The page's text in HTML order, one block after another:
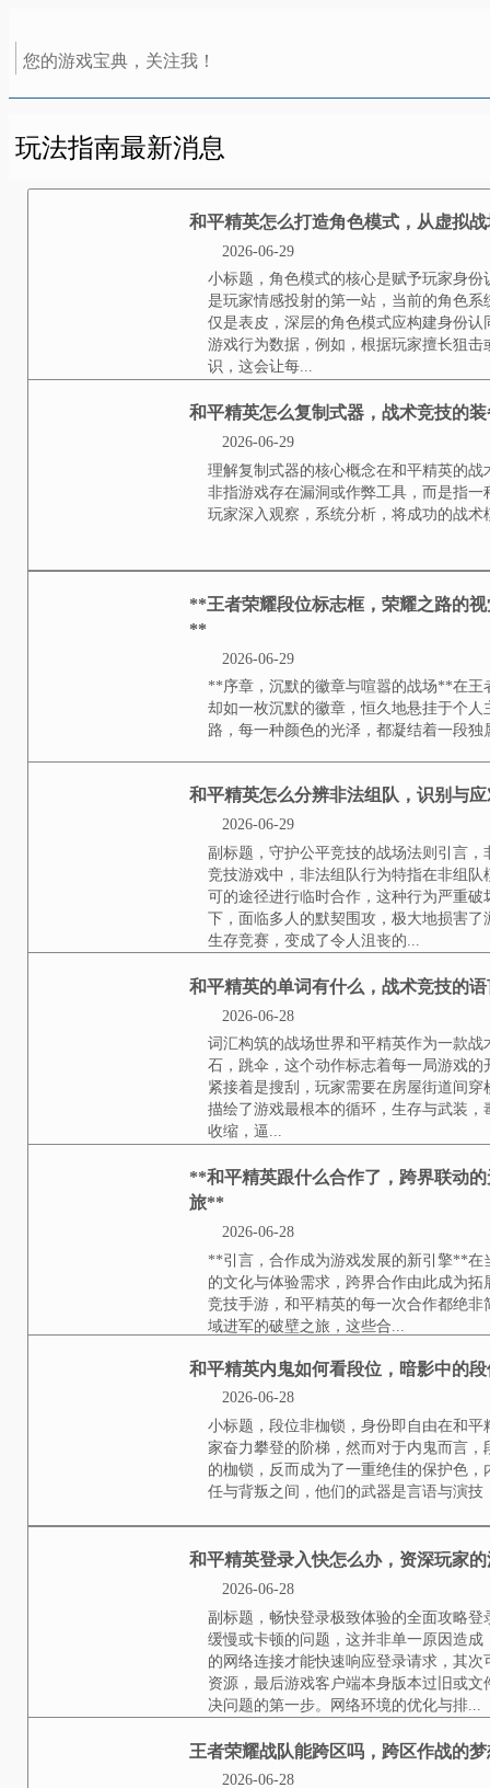
您的游戏宝典，关注我！
玩法指南最新消息
和平精英怎么打造角
小标题，角色模式的核心是赋予
玩家情感投射的第一站，当前的
表皮，深层的角色模式应构建身
为数据，例如，根据玩家擅长狙
让每...
和平精英怎么复制式
2026-06-29
理解复制式器的核心概念在和平
指游戏存在漏洞或作弊工具，而
到最强王者的心灵图
2026-06-29
**序章，沉默的徽章与喧嚣的战
和平精英怎么分辨非
2026-06-29
副标题，守护公平竞技的战场法
技游戏中，非法组队行为特指在
临多人的默契围攻，极大地损害
和平精英的单词有什
2026-06-28
石，跳伞，这个动作标志着每一
接着是搜刮，玩家需要在房屋街
**和平精英跟什么合
场到文化潮流的破壁
2026-06-28
**引言，合作成为游戏发展的新
文化与体验需求，跨界合作由此
手游，和平精英的每一次合作都
的破壁之旅，这些合...
和平精英内鬼如何看
奋力攀登的阶梯，然而对于内鬼
锁，反而成为了一重绝佳的保护
叛之间，他们的武器是言语与演
和平精英登录入快怎
2026-06-28
副标题，畅快登录极致体验的全
慢或卡顿的问题，这并非单一原